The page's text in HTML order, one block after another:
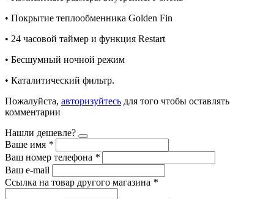
• Покрытие теплообменника Golden Fin
• 24 часовой таймер и функция Restart
• Бесшумный ночной режим
• Каталитический фильтр.
Пожалуйста, авторизуйтесь для того чтобы оставлять
комментарии
Нашли дешевле?
Ваше имя *
Ваш номер телефона *
Ваш e-mail
Ссылка на товар другого магазина *